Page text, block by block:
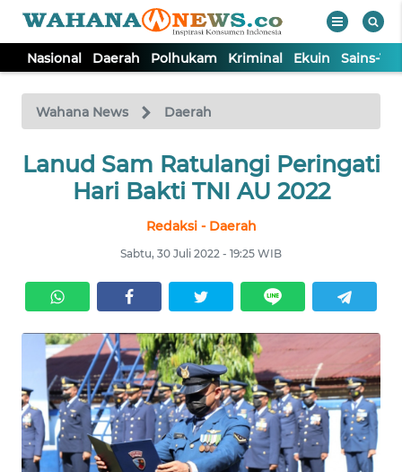
Nasional Daerah Polhukam Kriminal Ekuin Sains-
Wahana News Daerah
Lanud Sam Ratulangi Peringati
Hari Bakti TNI AU 2022
Redaksi - Daerah
Sabtu, 30 Juli 2022 - 19:25 WIB
TV
Tutup
NASIONAL
KRIMINAL
EKUIN
SAINS-TEKNO
KESEHATAN